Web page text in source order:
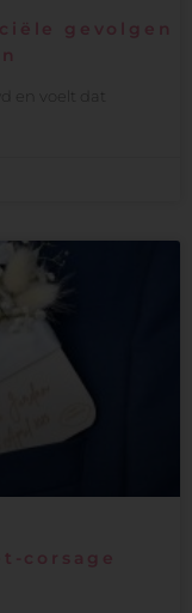
gevolgen
en voelt dat
corsage